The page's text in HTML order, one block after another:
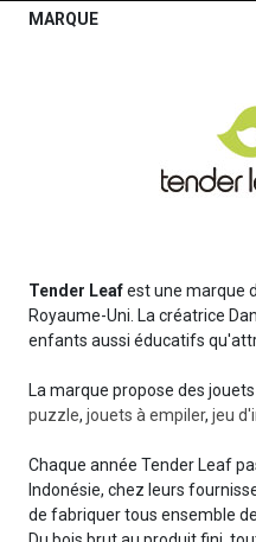
MARQUE
Tender Leafest une marque
Royaume-Uni. La créatrice
enfants aussi éducatifs
La marque propose des
puzzle, jouets à empiler, jeu
Chaque année Tender Leaf
Indonésie, chez leurs
de fabriquer tous ensemble